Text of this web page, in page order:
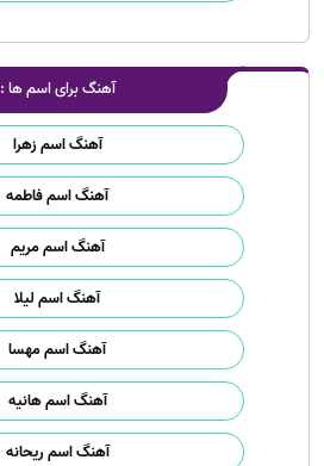
آهنگ برای اسم ها :
آهنگ اسم زهرا
آهنگ اسم فاطمه
آهنگ اسم مریم
آهنگ اسم لیلا
آهنگ اسم مهسا
آهنگ اسم هانیه
آهنگ اسم ریحانه